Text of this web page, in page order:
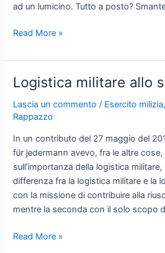
ad un lumicino. Tutto a posto?
Pensieri
politica
di
sicurezza
della
Svizzera
Read More »
Logistica militare allo
Lascia un commento / Esercito milizia,
Rappazzo
In un contributo del 27 maggio del
für jedermann avevo, fra le altre cose,
sull’importanza della logistica
differenza fra la logistica militare e la
con la missione di contribuire alla
mentre la seconda con il solo scopo
Logistica
Read More »